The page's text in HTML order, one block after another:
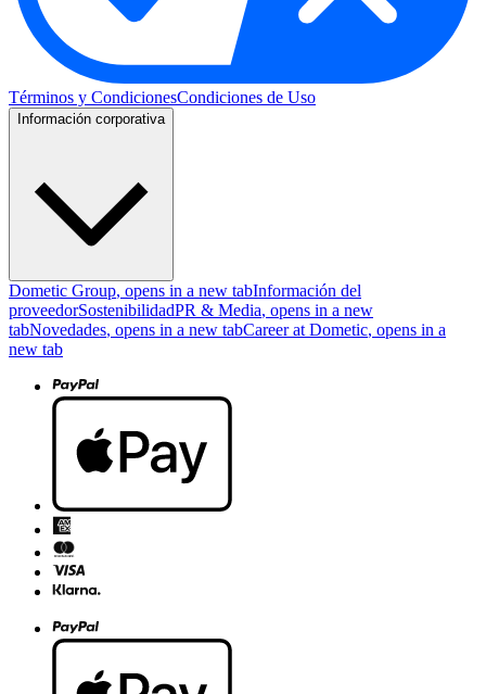
Términos y CondicionesCondiciones de Uso
Información corporativa
Dometic Group, opens in a new tabInformación del
proveedorSostenibilidadPR & Media, opens in a new
tabNovedades, opens in a new tabCareer at Dometic, opens in a
new tab